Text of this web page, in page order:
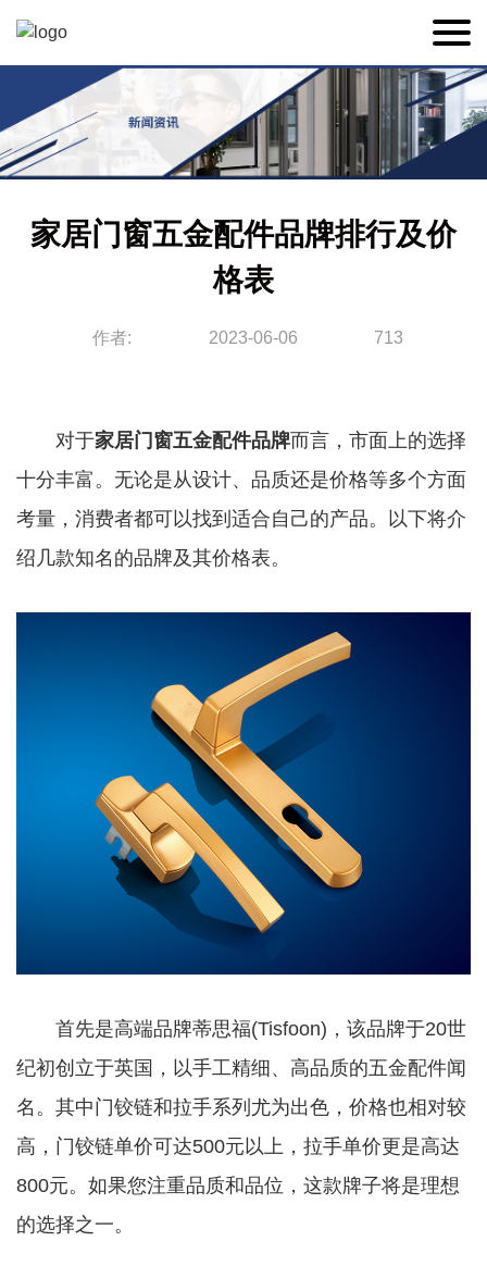
家居门窗五金配件品牌排行及价
格表
作者: 2023-06-06 713
对于家居门窗五金配件品牌而言，市面上的选择
十分丰富。无论是从设计、品质还是价格等多个方面
考量，消费者都可以找到适合自己的产品。以下将介
绍几款知名的品牌及其价格表。
首先是高端品牌蒂思福(Tisfoon)，该品牌于20世
纪初创立于英国，以手工精细、高品质的五金配件闻
名。其中门铰链和拉手系列尤为出色，价格也相对较
高，门铰链单价可达500元以上，拉手单价更是高达
800元。如果您注重品质和品位，这款牌子将是理想
的选择之一。